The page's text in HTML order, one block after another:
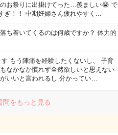
お祭りに出掛けてった…羨ましい😭 で
ぎ！！ 中期妊婦さん疲れやすく…
ち着いてくるのは何歳ですか？ 体力的
もう陣痛を経験したくないし、 子育
なかなか慣れず全然欲しいと思えない
いいと言われるし 分かってい…
問をもっと見る